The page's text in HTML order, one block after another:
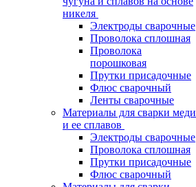
никеля
Электроды сварочные
Проволока сплошная
Проволока
порошковая
Прутки присадочные
Флюс сварочный
Ленты сварочные
Материалы для сварки меди
и ее сплавов
Электроды сварочные
Проволока сплошная
Прутки присадочные
Флюс сварочный